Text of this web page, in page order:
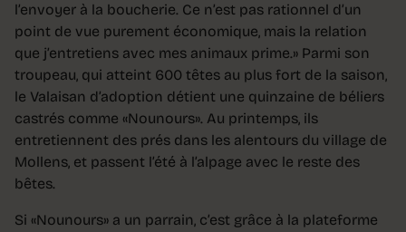
l’envoyer à la boucherie. Ce n’est pas rationnel d’un
point de vue purement économique, mais la relation
que j’entretiens avec mes animaux prime.» Parmi son
troupeau, qui atteint 600 têtes au plus fort de la saison,
le Valaisan d’adoption détient une quinzaine de béliers
castrés comme «Nounours». Au printemps, ils
entretiennent des prés dans les alentours du village de
Mollens, et passent l’été à l’alpage avec le reste des
bêtes.
Si «Nounours» a un parrain, c’est grâce à la plateforme